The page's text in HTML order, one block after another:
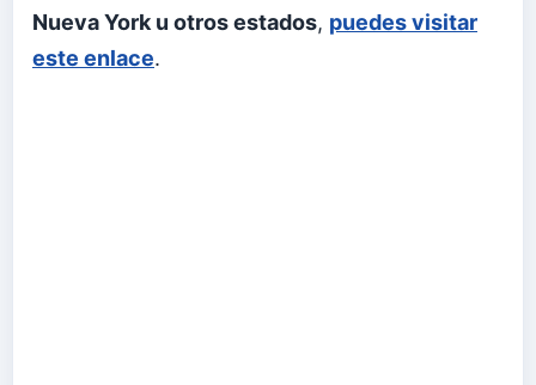
Nueva York u otros estados, puedes visitar
este enlace.